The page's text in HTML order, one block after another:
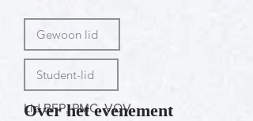
Lid BFP, PMC, VOV
Over het evenement